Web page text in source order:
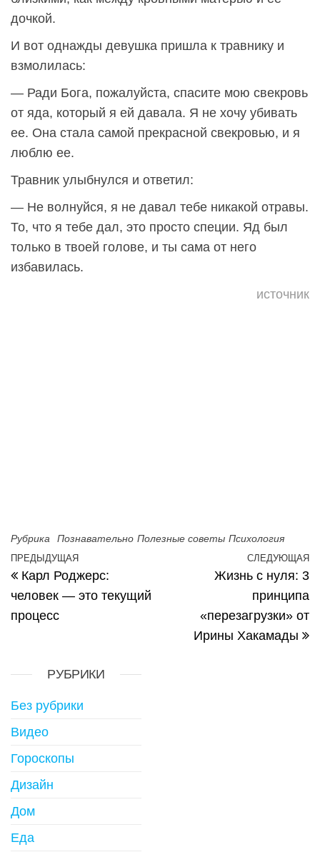
дочкой.
И вот однажды девушка пришла к травнику и
взмолилась:
— Ради Бога, пожалуйста, спасите мою свекровь
от яда, который я ей давала. Я не хочу убивать
ее. Она стала самой прекрасной свекровью, и я
люблю ее.
Травник улыбнулся и ответил:
— Не волнуйся, я не давал тебе никакой отравы.
То, что я тебе дал, это просто специи. Яд был
только в твоей голове, и ты сама от него
избавилась.
источник
Рубрика Познавательно Полезные советы Психология
Навигация по записям
Предыдущая запись
ПРЕДЫДУЩАЯ
Карл Роджерс:
человек — это текущий
процесс
СЛЕДУЮЩАЯ
Жизнь с нуля: 3
принципа
«перезагрузки» от
Ирины Хакамады
РУБРИКИ
Без рубрики
Видео
Гороскопы
Дизайн
Дом
Еда